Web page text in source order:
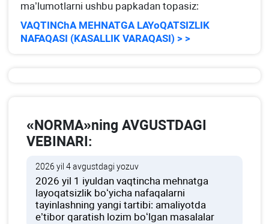
ma’lumotlarni ushbu papkadan topasiz:
VAQTINChA MEHNATGA LAYoQATSIZLIK
NAFAQASI (KASALLIK VARAQASI) > >
«NORMA»ning AVGUSTDAGI
VEBINARI:
2026 yil 4 avgustdagi yozuv
2026 yil 1 iyuldan vaqtincha mehnatga
layoqatsizlik boʻyicha nafaqalarni
tayinlashning yangi tartibi: amaliyotda
e’tibor qaratish lozim boʻlgan masalalar